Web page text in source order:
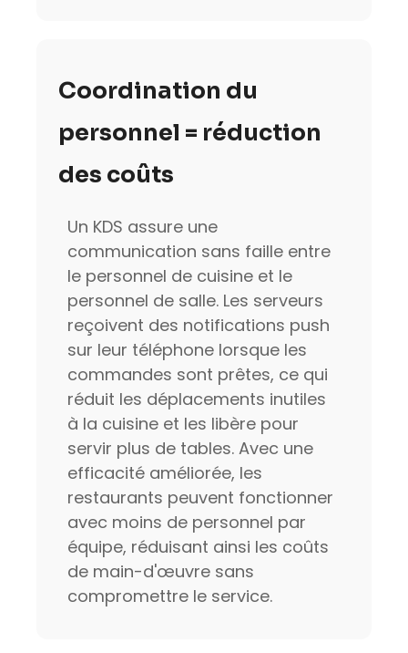
Coordination du
personnel = réduction
des coûts
Un KDS assure une
communication sans faille entre
le personnel de cuisine et le
personnel de salle. Les serveurs
reçoivent des notifications push
sur leur téléphone lorsque les
commandes sont prêtes, ce qui
réduit les déplacements inutiles
à la cuisine et les libère pour
servir plus de tables. Avec une
efficacité améliorée, les
restaurants peuvent fonctionner
avec moins de personnel par
équipe, réduisant ainsi les coûts
de main-d'œuvre sans
compromettre le service.